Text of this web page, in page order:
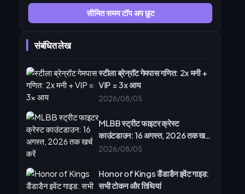
सीमित समय टॉप अप छूट
संबंधित लेख
स्टीला ब्रेन्रॉट गेमपास गणित: 2x मनी +
VIP = 3x आय
2026/08/05
MLBB स्ट्रीट फाइटर क्रेस्ट
काउंटडाउन: 16 अगस्त, 2026 तक खर्च
करें
2026/08/05
Honor of Kings डैंडाडैन इवेंट गाइड:
सभी टोकन और तिथियां